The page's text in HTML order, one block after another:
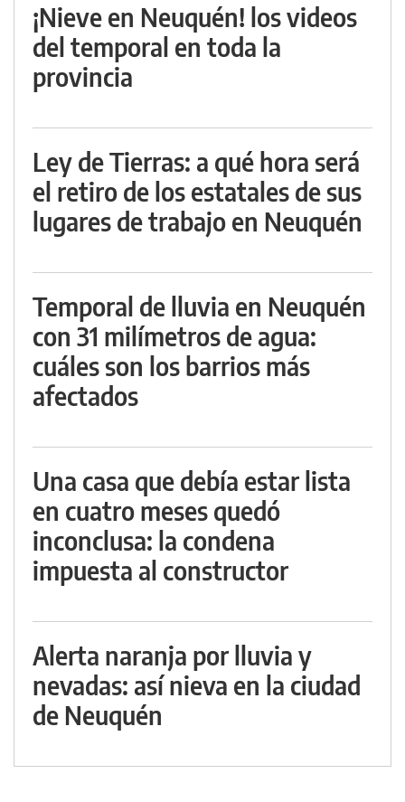
¡Nieve en Neuquén! los videos
del temporal en toda la
provincia
Ley de Tierras: a qué hora será
el retiro de los estatales de sus
lugares de trabajo en Neuquén
Temporal de lluvia en Neuquén
con 31 milímetros de agua:
cuáles son los barrios más
afectados
Una casa que debía estar lista
en cuatro meses quedó
inconclusa: la condena
impuesta al constructor
Alerta naranja por lluvia y
nevadas: así nieva en la ciudad
de Neuquén